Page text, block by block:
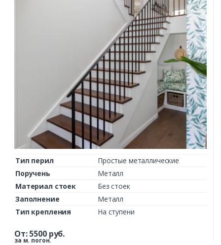
Тип перил
Простые металлические
Поручень
Металл
Материал стоек
Без стоек
Заполнение
Металл
Тип крепления
На ступени
От:5500руб.
за м. погон.